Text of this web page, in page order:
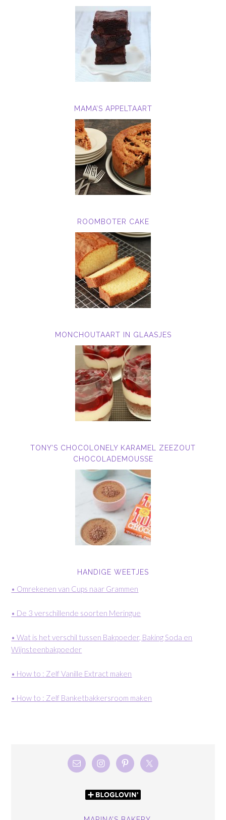
MAMA’S APPELTAART
ROOMBOTER CAKE
MONCHOUTAART IN GLAASJES
TONY’S CHOCOLONELY KARAMEL ZEEZOUT
CHOCOLADEMOUSSE
HANDIGE WEETJES
• Omrekenen van Cups naar Grammen
• De 3 verschillende soorten Meringue
• Wat is het verschil tussen Bakpoeder, Baking Soda en
Wijnsteenbakpoeder
• How to : Zelf Vanille Extract maken
• How to : Zelf Banketbakkersroom maken